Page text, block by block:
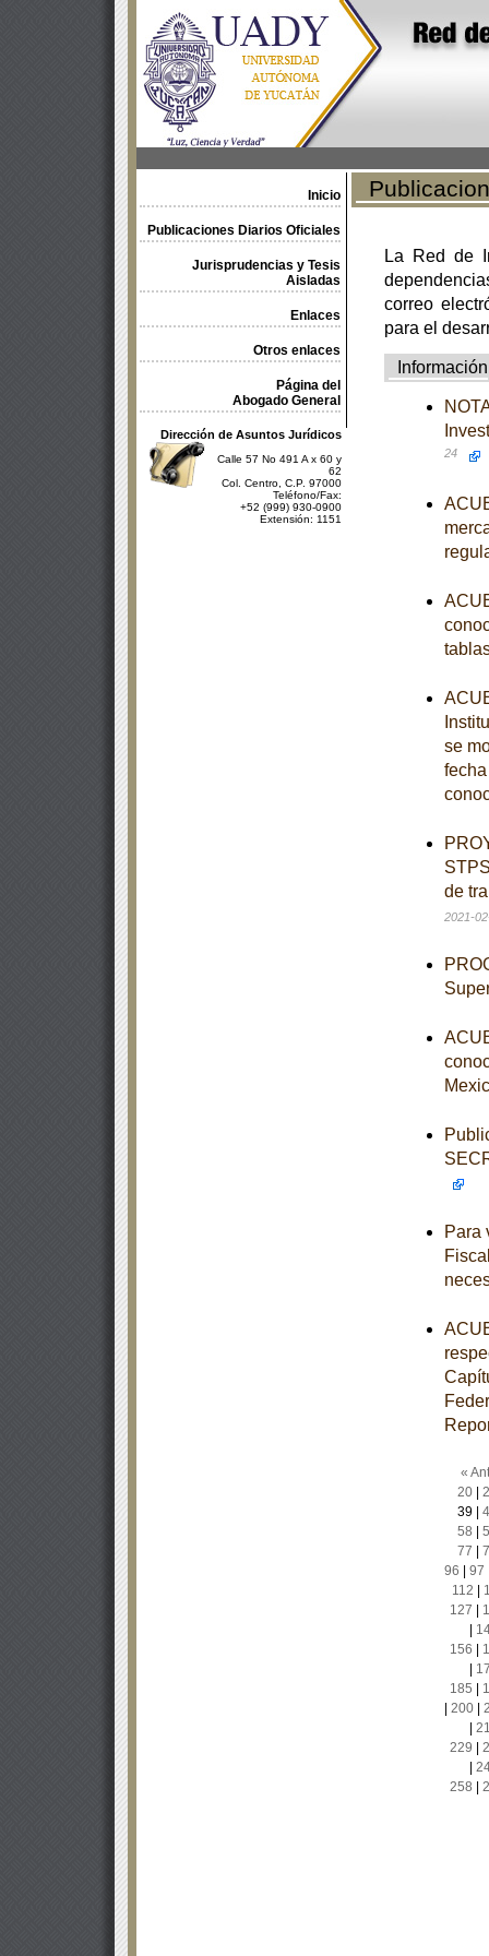
Inicio
Publicaciones Diarios Oficiales
Jurisprudencias y Tesis
Aisladas
Enlaces
Otros enlaces
Página del
Abogado General
Dirección de Asuntos Jurídicos
Calle 57 No 491 A x 60 y
62
Col. Centro, C.P. 97000
Teléfono/Fax:
+52 (999) 930-0900
Extensión: 1151
La Red de
correo
para el
Información
24
se
de
2021-
Para
«
20|
39|
58
77
96
97
112
127
156
185
200|
229
258